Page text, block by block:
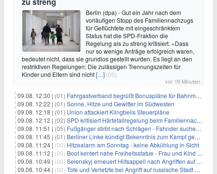
Berlin (dpa) - Gut ein Jahr nach dem
vorläufigen Stopp des Familiennachzugs
für Geflüchtete mit eingeschränktem
Status hat die SPD-Fraktion die
Regelung als zu streng kritisiert. «Dass
nur so wenige Anträge erfolgreich waren,
bedeutet nicht, dass sie grundlos gestellt wurden. Es liegt an den
restriktiven Regelungen: Die zulässigen Trennungszeiten für
Kinder und Eltern sind nicht[…] (00)
vor 19 Minuten
09.08. 12:30 | (01) Fahrgastverband begrüßt Bonuspläne für Bahnmanager
09.08. 12:22 | (01) Sonne, Hitze und Gewitter im Südwesten
09.08. 12:18 | (01) Union attackiert Klingbeils Steuerpläne
09.08. 12:12 | (02) SPD kritisiert Härtefallregelung beim Familiennachzug als zu streng
09.08. 11:51 | (05) Fußgänger stirbt nach Schlägen - Fahnder suchen Autofahrer
09.08. 11:45 | (01) Berliner Linke kündigt Bekenntnis zum Kampf gegen Antisemitismus an
09.08. 11:24 | (00) Hitzealarm am Sonntag - keine Abkühlung in Sicht
09.08. 11:12 | (00) Boot kentert nahe Freiheitsstatue - Frau und Kind sterben
09.08. 10:49 | (00) Selenskyj erneuert Hilfsappell nach Angriffen auf mehrere Städte
09.08. 10:44 | (00) Tote und Verletzte bei Angriff auf russische Stadt Belgorod